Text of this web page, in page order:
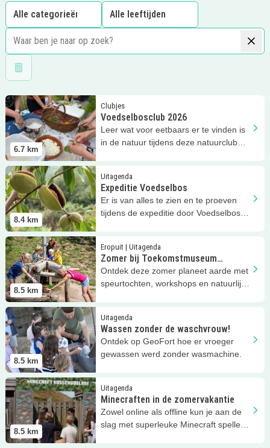
Wis filters
6.7 km
Clubjes
Voedselbosclub 2026
Leer wat voor eetbaars er te vinden is
in de natuur tijdens deze natuurclub
Lees meer Voedselbosclub 2026
8.4 km
Uitagenda
Expeditie Voedselbos
Er is van alles te zien en te proeven
tijdens de expeditie door Voedselbos
Lees meer Expeditie Voedselbos
8.5 km
Eropuit | Uitagenda
Zomer bij Toekomstmuseum
GeoFort
Ontdek deze zomer planeet aarde met
speurtochten, workshops en natuurlijk
Lees meer Zomer bij Toekomstmuseum GeoFort
8.5 km
Uitagenda
Wassen zonder de waschvrouw!
Ontdek op GeoFort hoe er vroeger
gewassen werd zonder wasmachine.
Lees meer Wassen zonder de waschvrouw!
8.5 km
Uitagenda
Minecraften in de zomervakantie
Zowel online als offline kun je aan de
slag met superleuke Minecraft spellen
Lees meer Minecraften in de zomervakantie